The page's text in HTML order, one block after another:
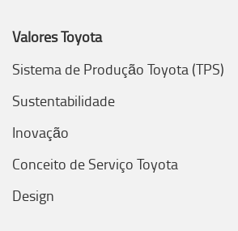
Valores Toyota
Sistema de Produção Toyota (TPS)
Sustentabilidade
Inovação
Conceito de Serviço Toyota
Design